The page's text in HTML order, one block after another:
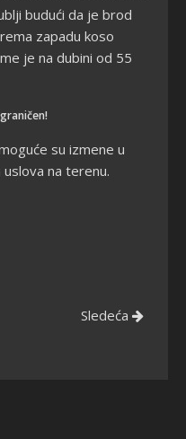
budući da je brod
zapadu koso
je na dubini od 55
su izmene u
na terenu.
Sledeća